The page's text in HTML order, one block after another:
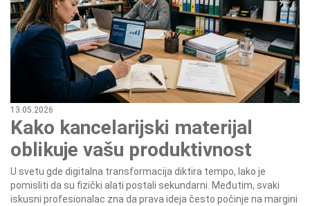
13.05.2026
Kako kancelarijski materijal
oblikuje vašu produktivnost
U svetu gde digitalna transformacija diktira tempo, lako je
pomisliti da su fizički alati postali sekundarni. Međutim, svaki
iskusni profesionalac zna da prava ideja često počinje na margini